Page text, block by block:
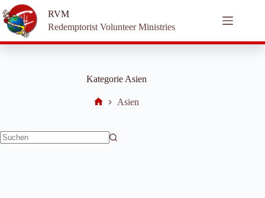
Zum
Inhalt
springen
RVM
Redemptorist Volunteer Ministries
Kategorie Asien
Asien